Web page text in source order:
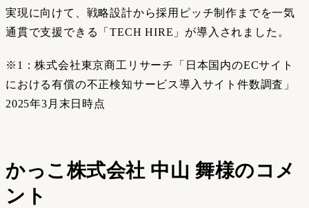
実現に向けて、戦略設計から採用ピッチ制作までを一気
通貫で支援できる「TECH HIRE」が導入されました。
※1：株式会社東京商工リサーチ「日本国内のECサイト
における有償の不正検知サービス導入サイト件数調査」
2025年3月末日時点
かっこ株式会社 中山 舞様のコメ
ント